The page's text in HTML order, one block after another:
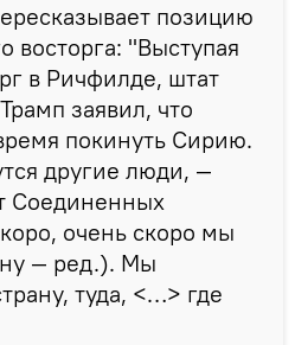
позицию
восторга: "Выступая
в Ричфилде, штат
заявил, что
покинуть Сирию.
другие люди, —
Соединенных
очень скоро мы
— ред.). Мы
туда, <…> где